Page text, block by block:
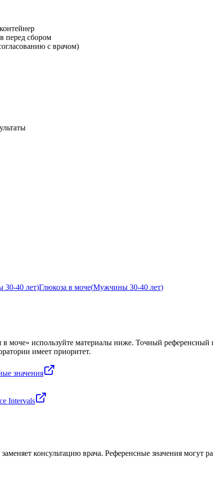
перед сбором
с врачом)
40 лет)Глюкоза в моче(Мужчины 30-40 лет)
в моче» используйте материалы ниже. Точный референсный
имеет приоритет.
значения
Intervals
консультацию врача. Референсные значения могут